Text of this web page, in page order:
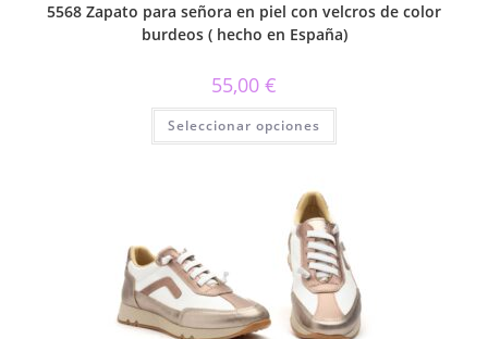
5568 Zapato para señora en piel con velcros de color
burdeos ( hecho en España)
55,00 €
Seleccionar opciones
Este
tiene
se
pueden
elegir
en
la
página
de
producto